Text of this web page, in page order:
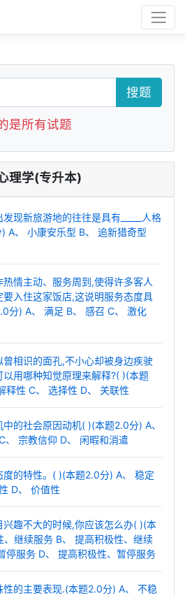
搜题
是所有试题
理学(专升本)
现新旅游地的往往是具有_____人格
A、 小康安乐型 B、 追新猎奇型
情主动、服务周到,使得许多客人
入住这家饭店,这说明服务态度具
分) A、 满足 B、 感召 C、 激化
相识的面孔,不小心却被身边疾驶
用哪种知觉原理来解释?( )(本题
释性 C、 选择性 D、 关联性
的社会原因动机( )(本题2.0分) A、
、 宗教信仰 D、 闲暇和消遣
的特性。( )(本题2.0分) A、 稳定
D、 价值性
趣不大的时候,你应该怎么办( )(本
继续服务 B、 提高积极性、继续
停服务 D、 提高积极性、暂停服务
的主要表现.(本题2.0分) A、 不稳